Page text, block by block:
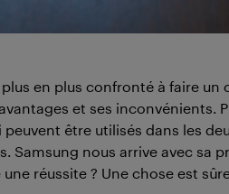
en plus confronté à faire
et ses inconvénients.
être utilisés dans les
Samsung nous arrive avec sa
une réussite ? Une chose est